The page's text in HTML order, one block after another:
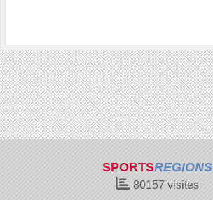
SPORTSREGIONS
80157 visites